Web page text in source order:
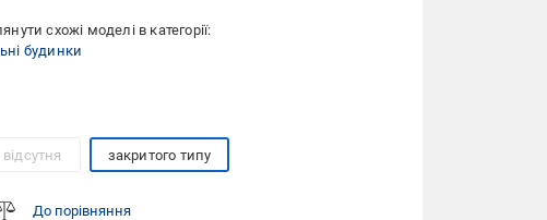
схожі моделі в категорії:
будинки
відсутня закритого типу
До порівняння